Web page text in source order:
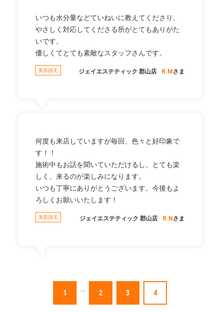
いつも水分量などていねいに教えてくださり、
やさしく対応してくださる所がとてもありがた
いです。
優しくてとても素敵なスタッフさんです。
美肌脱毛 ジェイエステティック 郡山店 R.Mさま
何度も来店していますが毎回、色々と好印象で
す！！
施術中もお話を聞いていただけるし、とても楽
しく、来るのが楽しみになります。
いつも丁寧にありがとうございます。今後もよ
ろしくお願いいたします！
美肌脱毛 ジェイエステティック 郡山店 R.N さま
1 ... 2 3 4